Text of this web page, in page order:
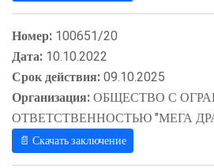
Номер: 100651/20
Дата: 10.10.2022
Срок действия:09.10.2025
Организация:ОБЩЕСТВО С
ОТВЕТСТВЕННОСТЬЮ "МЕГА
📄 Скачать заключение